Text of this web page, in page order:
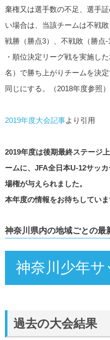
棄権又は選手数の不足、選手
い場合は、当該チームは不戦
戦勝（勝点3）、不戦敗（勝点-
・順位決定リーグ戦を実施し
名）で勝ち上がりチームを決
同じにする。（2018年度参照）
2019年度大会記事より引用
2019年度は後期最終ステージ
ームに、JFA全日本U-12サッ
場権が与えられました。
本年度の情報をお待ちしていま
神奈川県内の地域ごとの最
神奈川少年サ
過去の大会結果